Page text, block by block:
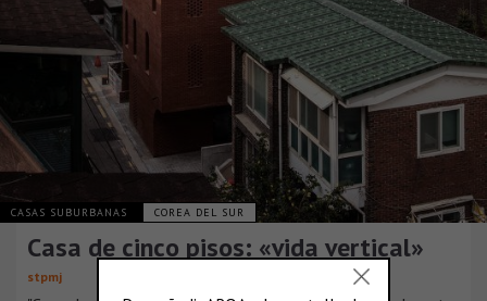
CASAS SUBURBANAS COREA DEL SUR
Casa de cinco pisos: «vida vertical»
stpmj